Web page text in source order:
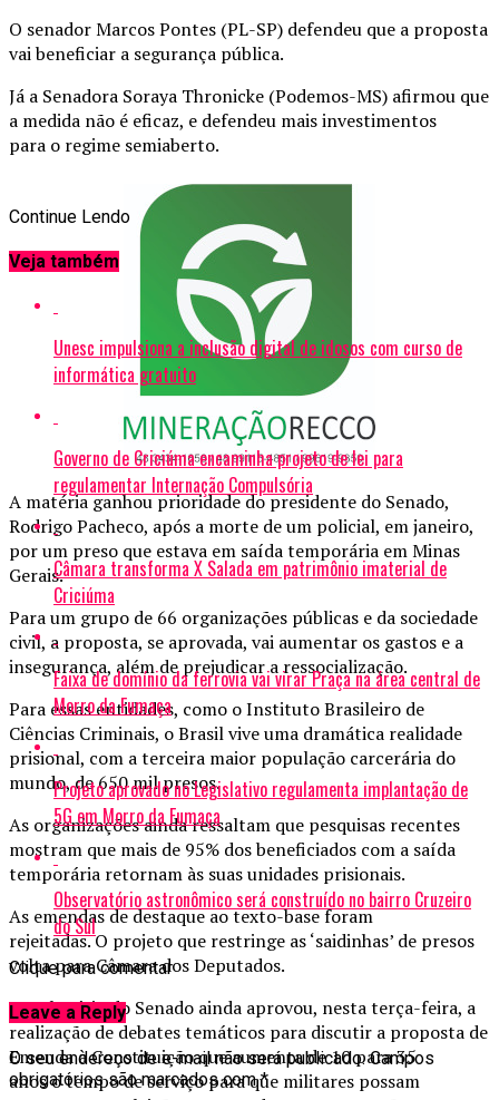
O senador Marcos Pontes (PL-SP) defendeu que a proposta
vai beneficiar a segurança pública.
Já a Senadora Soraya Thronicke (Podemos-MS) afirmou que
a medida não é eficaz, e defendeu mais investimentos
para o regime semiaberto.
A matéria ganhou prioridade do presidente do Senado,
Rodrigo Pacheco, após a morte de um policial, em janeiro,
por um preso que estava em saída temporária em Minas
Gerais.
Para um grupo de 66 organizações públicas e da sociedade
civil, a proposta, se aprovada, vai aumentar os gastos e a
insegurança, além de prejudicar a ressocialização.
Para essas entidades, como o Instituto Brasileiro de
Ciências Criminais, o Brasil vive uma dramática realidade
prisional, com a terceira maior população carcerária do
mundo, de 650 mil presos.
As organizações ainda ressaltam que pesquisas recentes
mostram que mais de 95% dos beneficiados com a saída
temporária retornam às suas unidades prisionais.
As emendas de destaque ao texto-base foram
rejeitadas. O projeto que restringe as ‘saidinhas’ de presos
volta para Câmara dos Deputados.
E o plenário do Senado ainda aprovou, nesta terça-feira, a
realização de debates temáticos para discutir a proposta de
Emenda à Constituição que aumenta de 10 para 35
anos o tempo de serviço para que militares possam
Continue Lendo
Veja também
Unesc impulsiona a inclusão digital de idosos com curso de
informática gratuito
Governo de Criciúma encaminha projeto de lei para
regulamentar Internação Compulsória
Câmara transforma X Salada em patrimônio imaterial de
Criciúma
Faixa de domínio da ferrovia vai virar Praça na área central de
Morro da Fumaça
Projeto aprovado no Legislativo regulamenta implantação de
5G em Morro da Fumaça
Observatório astronômico será construído no bairro Cruzeiro
do Sul
Clique para comentar
Leave a Reply
O seu endereço de e-mail não será publicado. Campos
obrigatórios são marcados com*